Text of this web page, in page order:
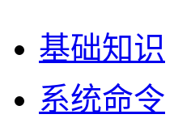
基础知识
系统命令